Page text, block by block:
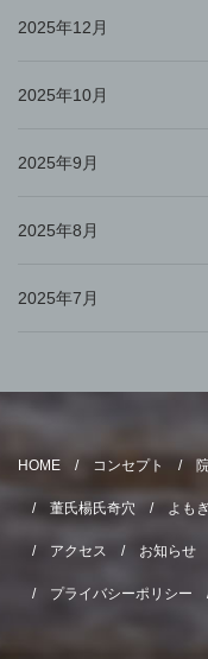
2025年12月
2025年10月
2025年9月
2025年8月
2025年7月
HOME コンセプト
董氏楊氏奇穴 よも
アクセス お知らせ
プライバシーポリシー